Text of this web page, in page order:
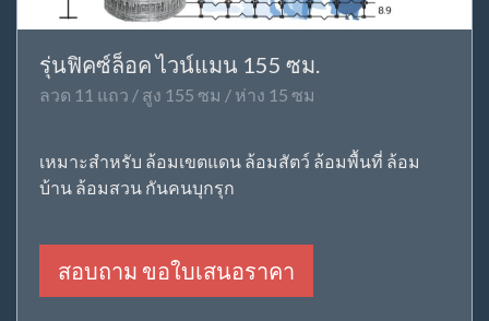
รุ่นฟิคซ์ล็อค ไวน์แมน 155 ซม.
ลวด 11 แถว / สูง 155 ซม / ห่าง 15 ซม
เหมาะสำหรับ ล้อมเขตแดน ล้อมสัตว์ ล้อมพื้นที่ ล้อม
บ้าน ล้อมสวน กันคนบุกรุก
สอบถาม ขอใบเสนอราคา